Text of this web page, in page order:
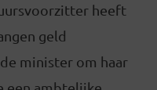
heeft
geld
minister om haar